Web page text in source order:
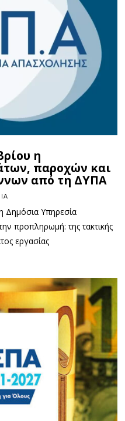
η
παροχών και
από τη ΔΥΠΑ
Δημόσια Υπηρεσία
προπληρωμή: της τακτικής
εργασίας